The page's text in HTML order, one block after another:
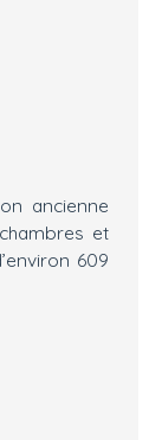
ancienne
et
609